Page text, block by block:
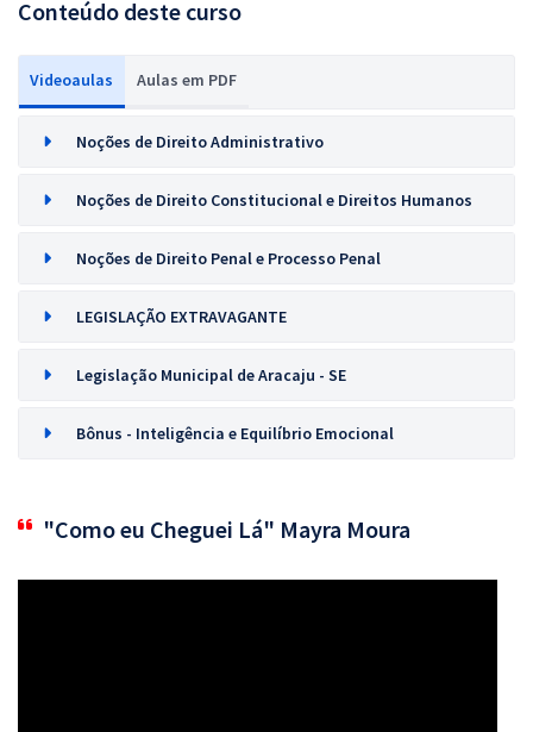
Conteúdo deste curso
Videoaulas Aulas em PDF
Noções de Direito Administrativo
Noções de Direito Constitucional e Direitos Humanos
Noções de Direito Penal e Processo Penal
LEGISLAÇÃO EXTRAVAGANTE
Legislação Municipal de Aracaju - SE
Bônus - Inteligência e Equilíbrio Emocional
"Como eu Cheguei Lá" Mayra Moura